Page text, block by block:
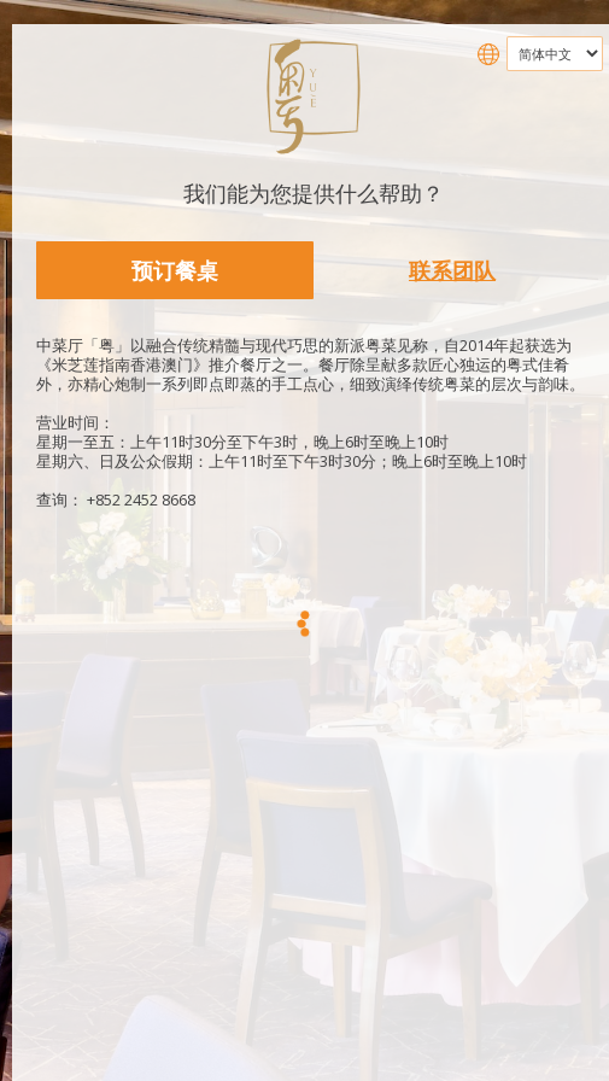
我们能为您提供什么帮助？
预订餐桌 联系团队
中菜厅「粤」以融合传统精髓与现代巧思的新派粤菜见称，自2014年起获选为
《米芝莲指南香港澳门》推介餐厅之一。餐厅除呈献多款匠心独运的粤式佳肴
外，亦精心炮制一系列即点即蒸的手工点心，细致演绎传统粤菜的层次与韵味。
营业时间：
星期一至五：上午11时30分至下午3时，晚上6时至晚上10时
星期六、日及公众假期：上午11时至下午3时30分；晚上6时至晚上10时
查询： +852 2452 8668